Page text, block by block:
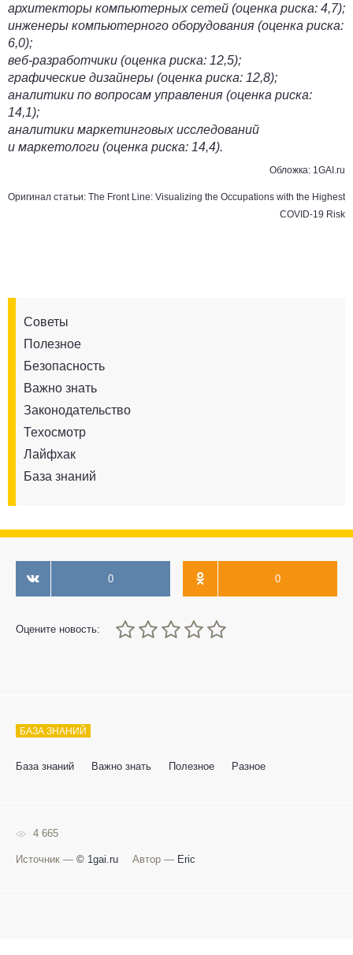
архитекторы компьютерных сетей (оценка риска: 4,7);
инженеры компьютерного оборудования (оценка риска:
6,0);
веб-разработчики (оценка риска: 12,5);
графические дизайнеры (оценка риска: 12,8);
аналитики по вопросам управления (оценка риска:
14,1);
аналитики маркетинговых исследований
и маркетологи (оценка риска: 14,4).
Обложка: 1GAI.ru
Оригинал статьи: The Front Line: Visualizing the Occupations with the Highest
COVID-19 Risk
Советы
Полезное
Безопасность
Важно знать
Законодательство
Техосмотр
Лайфхак
База знаний
0 0
Оцените новость:
0
1 3 4 5
БАЗА ЗНАНИЙ
База знаний Важно знать Полезное Разное
4 665
Источник — © 1gai.ru Автор — Eric